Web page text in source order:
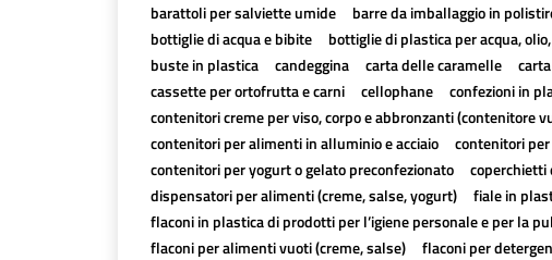
barattoli per salviette umide
barre da imballaggio in
bottiglie di acqua e bibite
bottiglie di plastica per acqua,
buste in plastica
candeggina carta delle caramelle
cassette per ortofrutta e carni
cellophane
confezioni in
contenitori creme per viso, corpo e abbronzanti (contenitore
contenitori per alimenti in alluminio e acciaio
contenitori
contenitori per yogurt o gelato preconfezionato
coperchietti
dispensatori per alimenti (creme, salse, yogurt)
fiale in
flaconi in plastica di prodotti per l’igiene personale e per la
flaconi per alimenti vuoti (creme, salse)
flaconi per